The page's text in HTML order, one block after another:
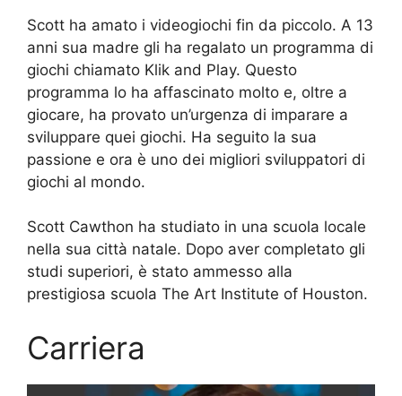
Scott ha amato i videogiochi fin da piccolo. A 13
anni sua madre gli ha regalato un programma di
giochi chiamato Klik and Play. Questo
programma lo ha affascinato molto e, oltre a
giocare, ha provato un’urgenza di imparare a
sviluppare quei giochi. Ha seguito la sua
passione e ora è uno dei migliori sviluppatori di
giochi al mondo.
Scott Cawthon ha studiato in una scuola locale
nella sua città natale. Dopo aver completato gli
studi superiori, è stato ammesso alla
prestigiosa scuola The Art Institute of Houston.
Carriera